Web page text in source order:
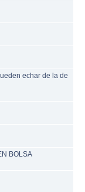
echar de la de
BOLSA